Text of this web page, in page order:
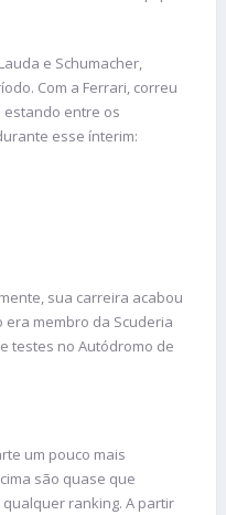
e Schumacher,
Com a Ferrari, correu
estando entre os
esse ínterim:
sua carreira acabou
era membro da Scuderia
testes no Autódromo de
um pouco mais
são quase que
ranking. A partir